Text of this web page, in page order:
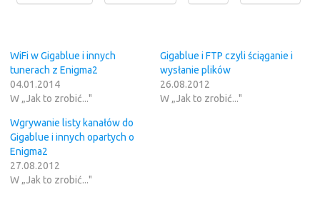
WiFi w Gigablue i innych
tunerach z Enigma2
04.01.2014
W „Jak to zrobić..."
Gigablue i FTP czyli ściąganie i
wysłanie plików
26.08.2012
W „Jak to zrobić..."
Wgrywanie listy kanałów do
Gigablue i innych opartych o
Enigma2
27.08.2012
W „Jak to zrobić..."